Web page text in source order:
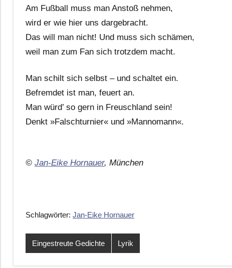
Am Fußball muss man Anstoß nehmen,
wird er wie hier uns dargebracht.
Das will man nicht! Und muss sich schämen,
weil man zum Fan sich trotzdem macht.
Man schilt sich selbst – und schaltet ein.
Befremdet ist man, feuert an.
Man würd’ so gern in Freuschland sein!
Denkt »Falschturnier« und »Mannomann«.
© Jan-Eike Hornauer, München
Schlagwörter: Jan-Eike Hornauer
Eingestreute Gedichte Lyrik